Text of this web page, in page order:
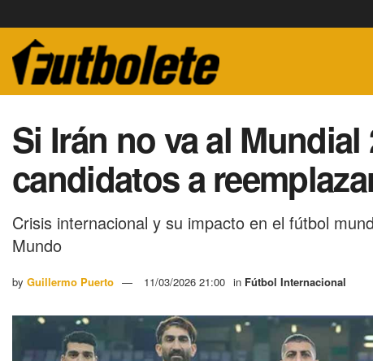
Si Irán no va al Mundial
candidatos a
Crisis internacional y su impacto en el fútbol
Mundo
by Guillermo Puerto 11/03/2026 21:00 in Fútbol Internacional